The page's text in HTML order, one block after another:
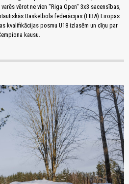
vērot ne vien "Riga Open" 3x3 sacensības,
Basketbola federācijas (FIBA) Eiropas
kvalifikācijas posmu U18 izlasēm un cīņu par
kausu.